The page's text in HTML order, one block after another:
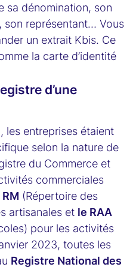
sa dénomination, son
son représentant… Vous
un extrait Kbis. Ce
la carte d’identité
d’une
les entreprises étaient
selon la nature de
du Commerce et
commerciales
(Répertoire des
artisanales et le RAA
pour les activités
2023, toutes les
Registre National des